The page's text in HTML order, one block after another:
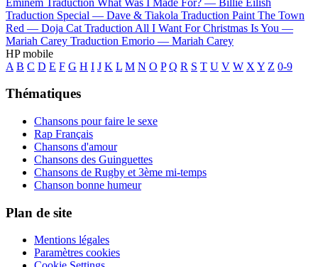
Traduction Special — Dave & Tiakola Traduction Paint The Town
Red — Doja Cat Traduction All I Want For Christmas Is You —
Mariah Carey Traduction Emorio — Mariah Carey
HP mobile
A B C D E F G H I J K L M N O P Q R S T U V W X Y Z 0-9
Thématiques
Chansons pour faire le sexe
Rap Français
Chansons d'amour
Chansons des Guinguettes
Chansons de Rugby et 3ème mi-temps
Chanson bonne humeur
Plan de site
Mentions légales
Paramètres cookies